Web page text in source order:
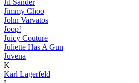
Jil Sander
Jimmy Choo
John Varvatos
Joop!
Juicy Couture
Juliette Has A Gun
Juvena
K
Karl Lagerfeld